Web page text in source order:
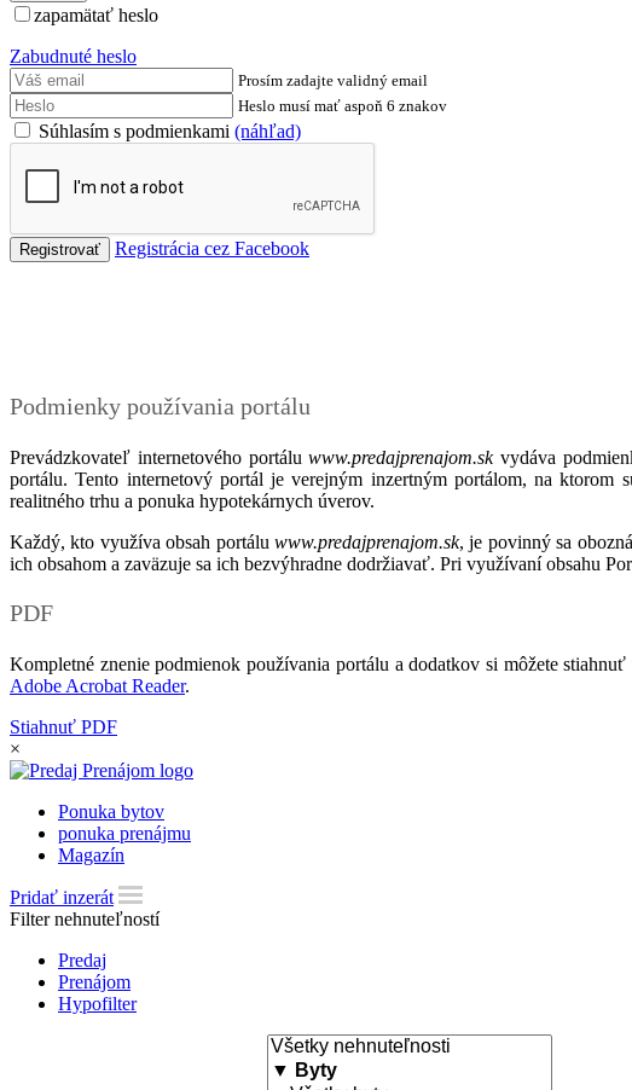
zapamätať heslo
Zabudnuté heslo
Prosím zadajte validný email
Heslo musí mať aspoň 6 znakov
Súhlasím s podmienkami (náhľad)
Registrácia cez Facebook
Podmienky používania portálu
Prevádzkovateľ internetového portáluwww.predajprenajom.skvydáva
portálu. Tento internetový portál je verejným inzertným portálom, na
realitného trhu a ponuka hypotekárnych úverov.
Každý, kto využíva obsah portálu www.predajprenajom.sk, je povinný sa
ich obsahom a zaväzuje sa ich bezvýhradne dodržiavať. Pri využívaní obsahu
PDF
Kompletné znenie podmienok používania portálu a dodatkov si môžete
Adobe Acrobat Reader.
Stiahnuť PDF
×
Ponuka bytov
ponuka prenájmu
Magazín
Pridať inzerát
Filter nehnuteľností
Predaj
Prenájom
Hypofilter